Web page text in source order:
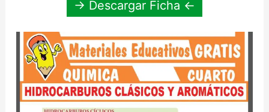
→ Descargar Ficha ←